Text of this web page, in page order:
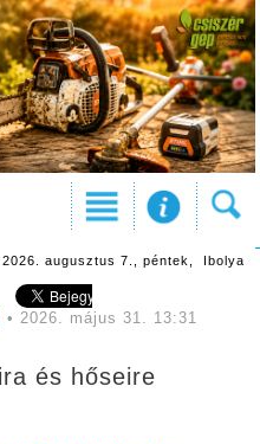
2026. augusztus 7., péntek, Ibolya
• 2026. május 31. 13:31
és hőseire